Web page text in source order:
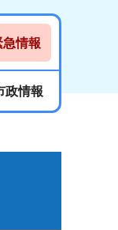
急情報
政情報